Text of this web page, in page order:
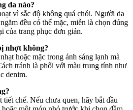
da nào?
vì sắc độ không quá chói. Người da
đều có thể mặc, miễn là chọn đúng
của trang phục đơn giản.
nhợt không?
hoặc mặc trong ánh sáng lạnh mà
tránh là phối với màu trung tính như
denim.
chế. Nếu chưa quen, hãy bắt đầu